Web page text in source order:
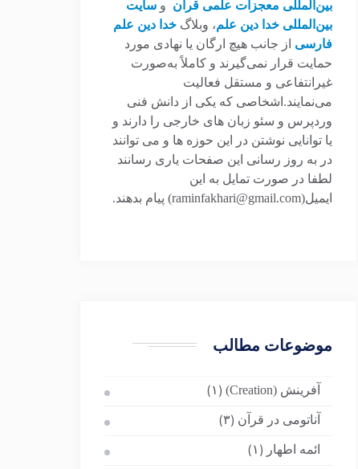
بین‌المللی معجزات علمی قرآن و سایت
بین‌المللی خدا دین علم، وبلاگ خدا دین علم
فارسی از جانب هیچ ارگان یا نهادی مورد
حمایت قرار نمی‌گیرند و کاملاً به‌صورت
غیرانتفاعی و مستقل فعالیت
می‌نمایند.اشخاصی که یکی از دانش فنی
وردپرس و سئو زبان های خارجی را دارند و
یا توانایی نوشتن در این حوزه ها و می توانند
در به روز رسانی این صفحات یاری رسانند
لطفا در صورت تمایل به این
ایمیل(raminfakhari@gmail.com) پیام بدهند.
موضوعات مطالب
آفرینش (Creation) (۱)
آناتومی در قرآن (۳)
ائمه اطهار (۱)